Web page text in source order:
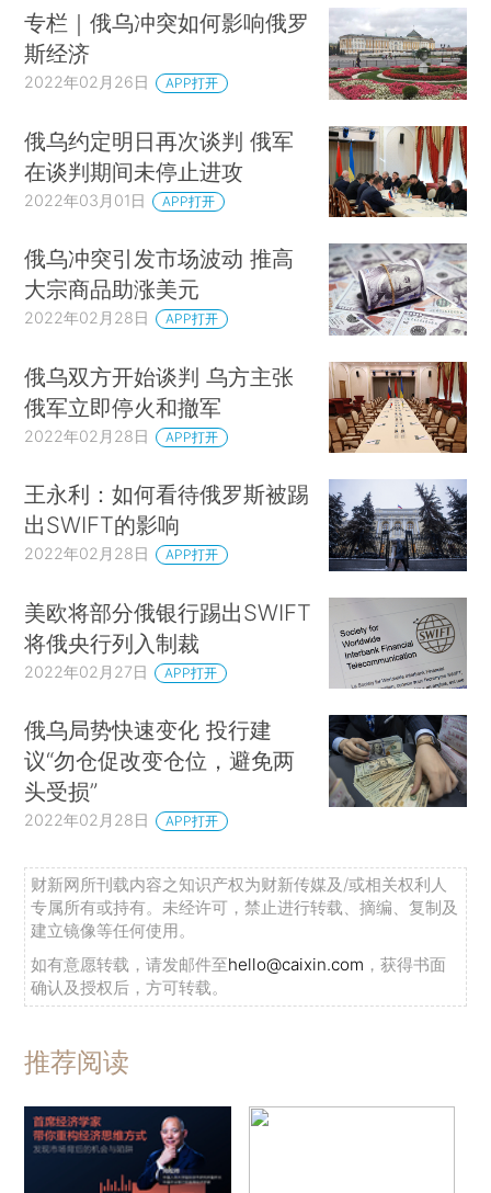
专栏｜俄乌冲突如何影响俄罗
斯经济
2022年02月26日 APP打开
俄乌约定明日再次谈判 俄军
在谈判期间未停止进攻
2022年03月01日 APP打开
俄乌冲突引发市场波动 推高
大宗商品助涨美元
2022年02月28日 APP打开
俄乌双方开始谈判 乌方主张
俄军立即停火和撤军
2022年02月28日 APP打开
王永利：如何看待俄罗斯被踢
出SWIFT的影响
2022年02月28日 APP打开
美欧将部分俄银行踢出SWIFT
将俄央行列入制裁
2022年02月27日 APP打开
俄乌局势快速变化 投行建
议“勿仓促改变仓位，避免两
头受损”
2022年02月28日 APP打开
财新网所刊载内容之知识产权为财新传媒及/或相关权利人
专属所有或持有。未经许可，禁止进行转载、摘编、复制及
建立镜像等任何使用。
如有意愿转载，请发邮件至hello@caixin.com ，获得书面
确认及授权后，方可转载。
推荐阅读